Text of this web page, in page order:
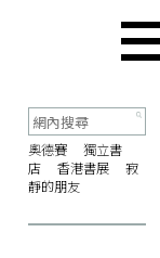
奧德賽
獨立書
店
香港書展
寂
靜的朋友